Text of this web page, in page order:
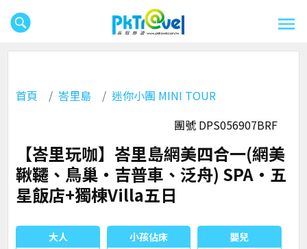
首頁 峇里島
迷你小團 MINI TOUR
團號 DPS056907BRF
【峇里玩咖】峇里島網美四合一(網美
鞦韆、鳥巢‧吉普車、泛舟) SPA‧五
星飯店+獨棟Villa五日
大人 小孩佔床 嬰兒